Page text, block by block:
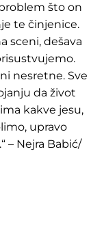
što on
te činjenice.
sceni, dešava
nesretne. Sve
da život
kakve jesu,
upravo
– Nejra Babić/